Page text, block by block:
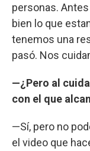
personas.
bien lo que
tenemos una
pasó. Nos
—¿Pero al
con el que
—Sí, pero no
el video que